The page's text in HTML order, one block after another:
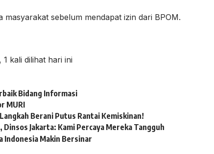
sebelum mendapat izin dari BPOM.
, 1 kali dilihat hari ini
Bidang Informasi
MURI
Berani Putus Rantai Kemiskinan!
Jakarta: Kami Percaya Mereka Tangguh
Makin Bersinar